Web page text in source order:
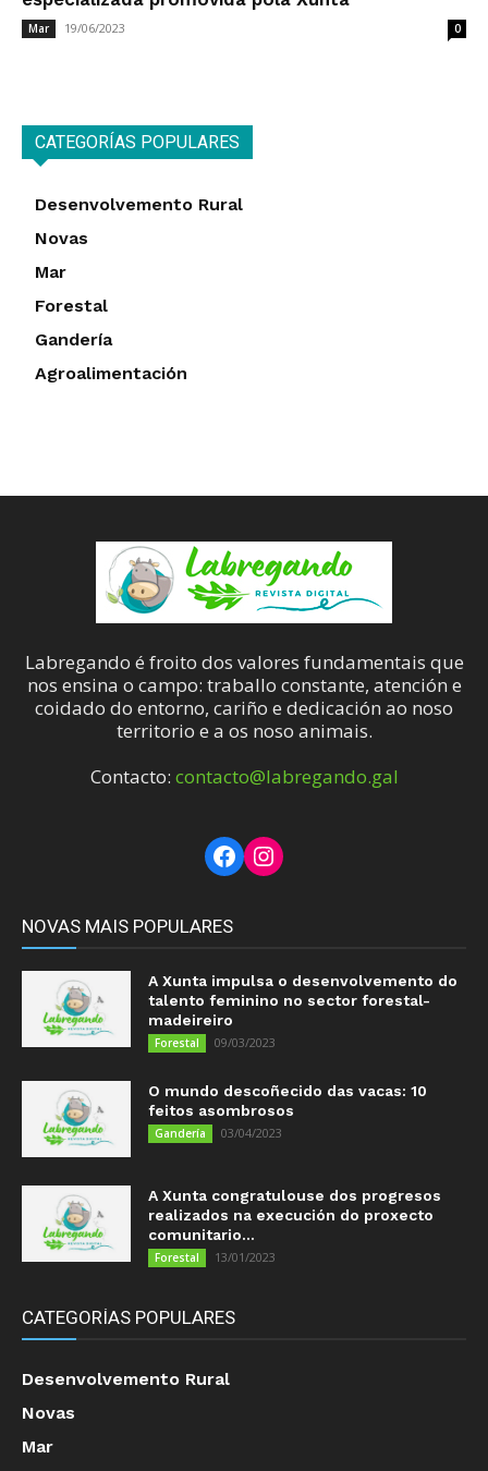
Mar 19/06/2023 0
CATEGORÍAS POPULARES
Desenvolvemento Rural
Novas
Mar
Forestal
Gandería
Agroalimentación
Labregando é froito dos valores fundamentais que
nos ensina o campo: traballo constante, atención e
coidado do entorno, cariño e dedicación ao noso
territorio e a os noso animais.
Contacto: contacto@labregando.gal
Facebook
Instagram
NOVAS MAIS POPULARES
A Xunta impulsa o desenvolvemento do
talento feminino no sector forestal-
madeireiro
Forestal 09/03/2023
O mundo descoñecido das vacas: 10
feitos asombrosos
Gandería 03/04/2023
A Xunta congratulouse dos progresos
realizados na execución do proxecto
comunitario...
Forestal 13/01/2023
CATEGORÍAS POPULARES
Desenvolvemento Rural
Novas
Mar